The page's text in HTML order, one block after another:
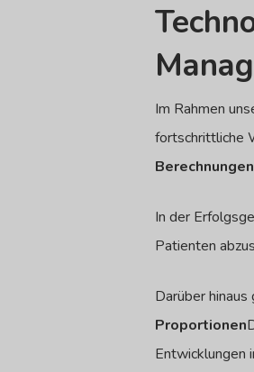
Im Rahmen
fortschrittliche
In der
Patienten
Darüber
Proportionen
Entwicklungen